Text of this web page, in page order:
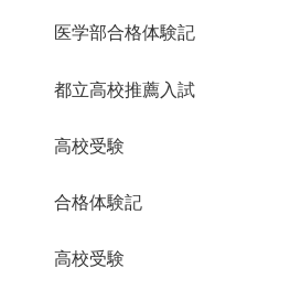
医学部合格体験記
都立高校推薦入試
高校受験
合格体験記
高校受験